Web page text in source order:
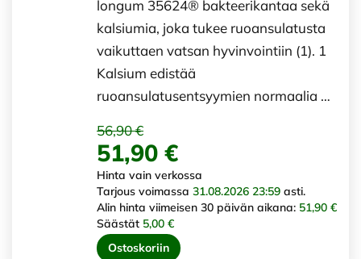
longum 35624® bakteerikantaa sekä
kalsiumia, joka tukee ruoansulatusta
vaikuttaen vatsan hyvinvointiin (1). 1
Kalsium edistää
ruoansulatusentsyymien normaalia …
56,90 €
51,90 €
Hinta vain verkossa
Tarjous voimassa 31.08.2026 23:59 asti.
Alin hinta viimeisen 30 päivän aikana: 51,90 €
Säästät 5,00 €
Ostoskoriin